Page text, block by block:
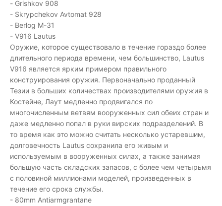
- Grishkov 908
- Skrypchekov Avtomat 928
- Berlog M-31
- V916 Lautus
Оружие, которое существовало в течение гораздо более
длительного периода времени, чем большинство, Lautus
V916 является ярким примером правильного
конструирования оружия. Первоначально проданный
Тезии в больших количествах производителями оружия в
Костейне, Лаут медленно продвигался по
многочисленным ветвям вооруженных сил обеих стран и
даже медленно попал в руки вирских подразделений. В
то время как это можно считать несколько устаревшим,
долговечность Lautus сохранила его живым и
используемым в вооруженных силах, а также занимая
большую часть складских запасов, с более чем четырьмя
с половиной миллионами моделей, произведенных в
течение его срока службы.
- 80mm Antiarmgrantane